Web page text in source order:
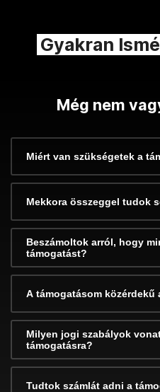
Gyakran
Még nem
Miért van szükségetek a
Mekkora összeggel tudok
Beszámoltok arról, hogy
támogatást?
A támogatásom közérdekű
Milyen jogi szabályok
támogatásra?
Tudtok számlát adni a